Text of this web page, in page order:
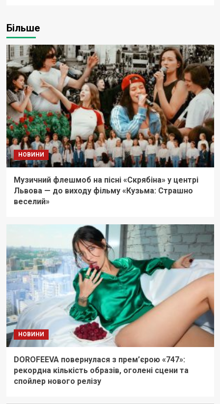
Більше
НОВИНИ
Музичний флешмоб на пісні «Скрябіна» у центрі
Львова — до виходу фільму «Кузьма: Страшно
веселий»
НОВИНИ
DOROFEEVA повернулася з прем’єрою «747»:
рекордна кількість образів, оголені сцени та
спойлер нового релізу